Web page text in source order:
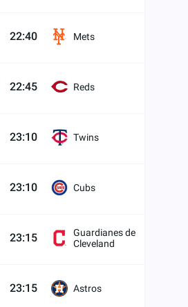
22:40 Mets
22:45 Reds
23:10 Twins
23:10 Cubs
23:15
Guardianes de
Cleveland
23:15 Astros